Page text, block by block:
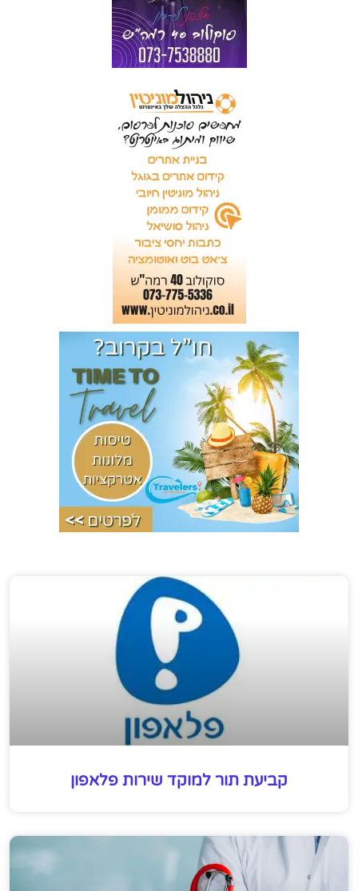
קביעת תור למוקד שירות פלאפון